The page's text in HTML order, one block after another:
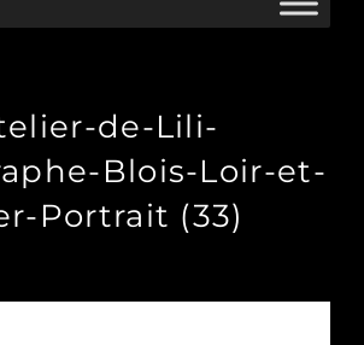
de-Lili-
Blois-Loir-et-
Portrait (33)